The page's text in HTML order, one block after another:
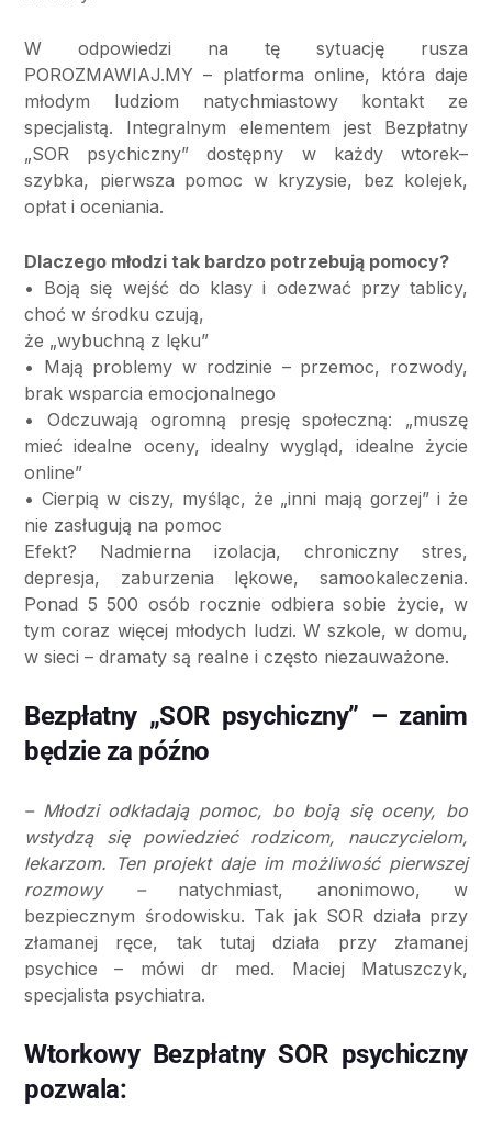
W odpowiedzi na tę sytuację rusza
POROZMAWIAJ.MY – platforma online, która daje
młodym ludziom natychmiastowy kontakt ze
specjalistą. Integralnym elementem jest Bezpłatny
„SOR psychiczny” dostępny w każdy wtorek–
szybka, pierwsza pomoc w kryzysie, bez kolejek,
opłat i oceniania.
Dlaczego młodzi tak bardzo potrzebują pomocy?
• Boją się wejść do klasy i odezwać przy tablicy,
choć w środku czują,
że „wybuchną z lęku”
• Mają problemy w rodzinie – przemoc, rozwody,
brak wsparcia emocjonalnego
• Odczuwają ogromną presję społeczną: „muszę
mieć idealne oceny, idealny wygląd, idealne życie
online”
• Cierpią w ciszy, myśląc, że „inni mają gorzej” i że
nie zasługują na pomoc
Efekt? Nadmierna izolacja, chroniczny stres,
depresja, zaburzenia lękowe, samookaleczenia.
Ponad 5 500 osób rocznie odbiera sobie życie, w
tym coraz więcej młodych ludzi. W szkole, w domu,
w sieci – dramaty są realne i często niezauważone.
Bezpłatny „SOR psychiczny” – zanim
będzie za późno
– Młodzi odkładają pomoc, bo boją się oceny, bo
wstydzą się powiedzieć rodzicom, nauczycielom,
lekarzom. Ten projekt daje im możliwość pierwszej
rozmowy –natychmiast, anonimowo, w
bezpiecznym środowisku. Tak jak SOR działa przy
złamanej ręce, tak tutaj działa przy złamanej
psychice – mówi dr med. Maciej Matuszczyk,
specjalista psychiatra.
Wtorkowy Bezpłatny SOR psychiczny
pozwala: